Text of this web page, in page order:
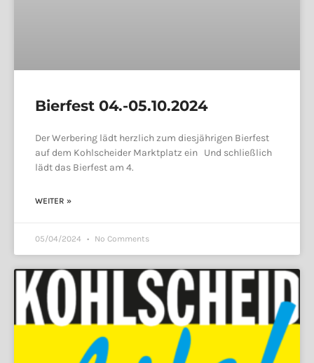
Bierfest 04.-05.10.2024
Der Werbering lädt herzlich zum diesjährigen Bierfest
auf dem Kohlscheider Marktplatz ein Und schließlich
lädt das Bierfest am 4.
WEITER »
05/04/2024 No Comments